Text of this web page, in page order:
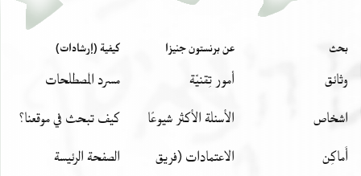
بحث
وثائق
اشخاص
أَماكِن
عن برنستون جنيزا
أمور تِقنيّة
الأسئلة الأكثر شيوعًا
الاعتمادات (فريق
كيفية (إرشادات)
مسرد المصطلحات
كيف تبحث في موقعنا؟
الصفحة الرئيسة